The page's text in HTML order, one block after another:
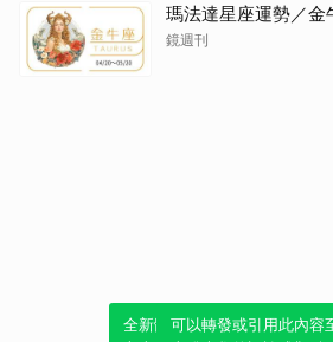
瑪法達星座運勢／
鏡週刊
全新體驗！一鍵引用此內容，
可以轉發或引用此內容